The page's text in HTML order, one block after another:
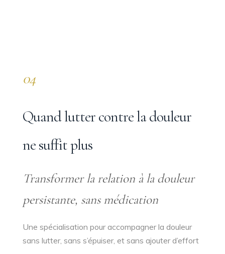
04
Quand lutter contre la douleur
ne suffit plus
Transformer la relation à la douleur
persistante, sans médication
Une spécialisation pour accompagner la douleur
sans lutter, sans s’épuiser, et sans ajouter d’effort